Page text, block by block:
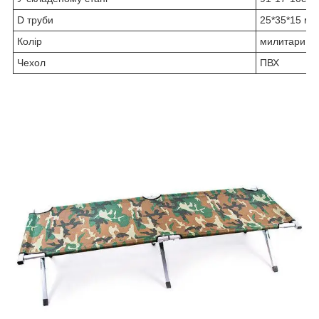
D труби
25*35*15 мм
Колір
милитари
Чехол
ПВХ